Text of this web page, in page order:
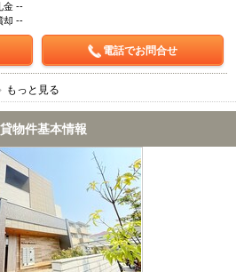
金 --
却 --
電話でお問合せ
もっと見る
物件基本情報